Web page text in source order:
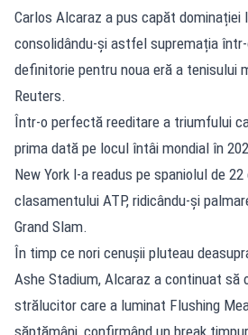
Carlos Alcaraz a pus capăt dominației
consolidându-și astfel supremația
definitorie pentru noua eră a tenisului
Reuters.
Într-o perfectă reeditare a triumfului
prima dată pe locul întâi mondial în
New York l-a readus pe spaniolul de
clasamentului ATP, ridicându-și
Grand Slam.
În timp ce nori cenușii pluteau
Ashe Stadium, Alcaraz a continuat să
strălucitor care a luminat Flushing
săptămâni, confirmând un break